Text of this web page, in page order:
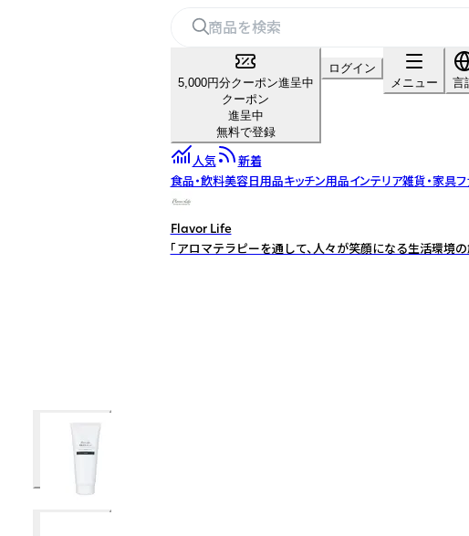
5,000円分クーポン進呈中
クーポン
進呈中
無料で登録
ログイン
メニュー
言
人気
新着
食品・飲料美容日用品キッチン用品インテリア雑貨・家具フ
Flavor Life
「アロマテラピーを通して、人々が笑顔になる生活環境